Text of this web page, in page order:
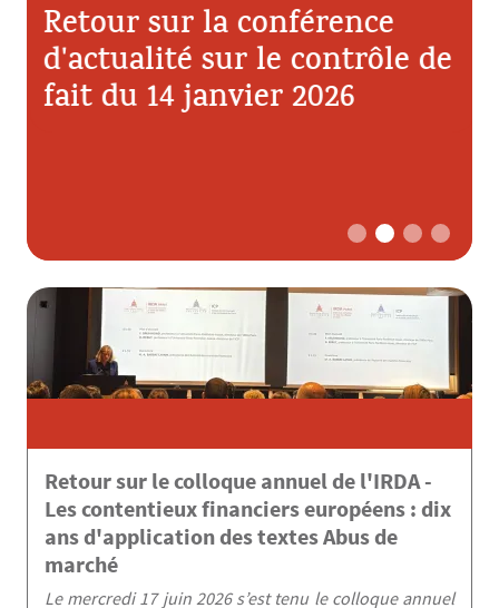
Retour sur la conférence
d'actualité sur le contrôle de
fait du 14 janvier 2026
Retour sur le colloque annuel de l'IRDA -
Les contentieux financiers européens : dix
ans d'application des textes Abus de
marché
Le mercredi 17 juin 2026 s’est tenu le colloque annuel